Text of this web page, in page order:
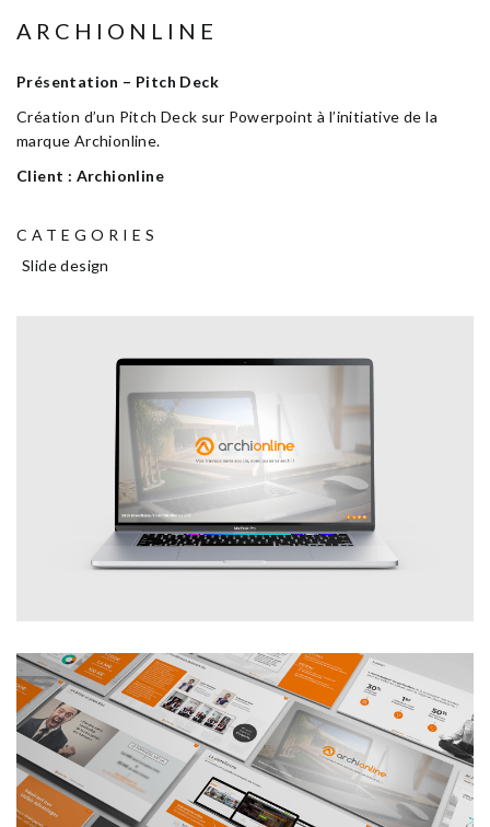
ARCHIONLINE
Présentation – Pitch Deck
Création d’un Pitch Deck sur Powerpoint à l’initiative de la
marque Archionline.
Client : Archionline
CATEGORIES
Slide design